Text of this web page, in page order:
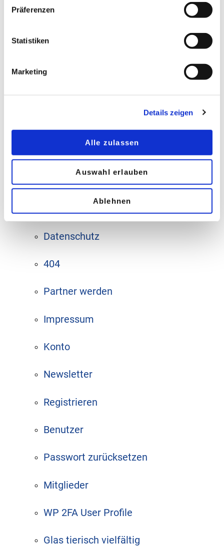
Präferenzen
Statistiken
Marketing
Details zeigen
Alle zulassen
Auswahl erlauben
Ablehnen
Tageslicht & Wohlbefinden
Multifunktionsgläser
Sicherheitsglas in der Gebäudehülle
Glas im öffentlichen Raum
Alle Partner
Datenschutz
404
Partner werden
Impressum
Konto
Newsletter
Registrieren
Benutzer
Passwort zurücksetzen
Mitglieder
WP 2FA User Profile
Glas tierisch vielfältig